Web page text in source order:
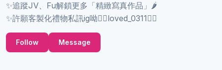
✨追蹤JV、Fu解鎖更多「精緻寫真作品」🌶️
✨許願客製化禮物私訊ig呦👉🏻loved_0311👈🏽
Follow Message